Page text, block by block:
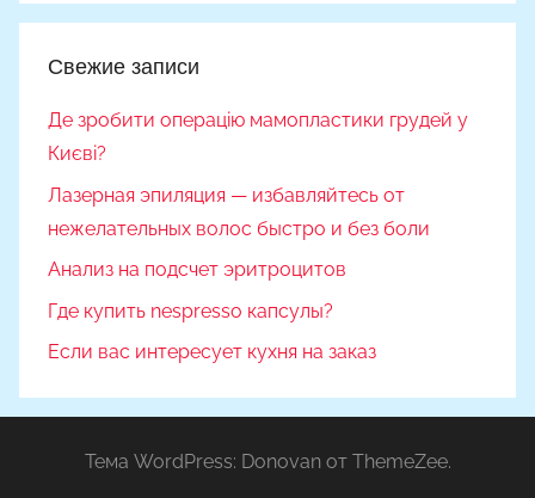
Свежие записи
Де зробити операцію мамопластики грудей у
Києві?
Лазерная эпиляция — избавляйтесь от
нежелательных волос быстро и без боли
Анализ на подсчет эритроцитов
Где купить nespresso капсулы?
Если вас интересует кухня на заказ
Тема WordPress: Donovan от ThemeZee.